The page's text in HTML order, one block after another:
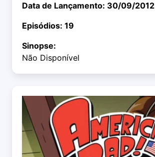
Data de Lançamento: 30/09/2012
Episódios: 19
Sinopse:
Não Disponível